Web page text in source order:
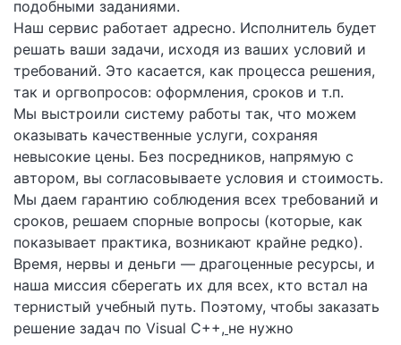
подобными заданиями.
Наш сервис работает адресно. Исполнитель будет
решать ваши задачи, исходя из ваших условий и
требований. Это касается, как процесса решения,
так и оргвопросов: оформления, сроков и т.п.
Мы выстроили систему работы так, что можем
оказывать качественные услуги, сохраняя
невысокие цены. Без посредников, напрямую с
автором, вы согласовываете условия и стоимость.
Мы даем гарантию соблюдения всех требований и
сроков, решаем спорные вопросы (которые, как
показывает практика, возникают крайне редко).
Время, нервы и деньги — драгоценные ресурсы, и
наша миссия сберегать их для всех, кто встал на
тернистый учебный путь. Поэтому, чтобы заказать
решение задач по Visual C++, не нужно